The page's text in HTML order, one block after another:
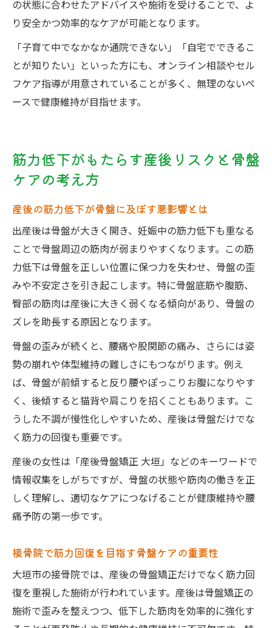
の状態に合わせたアドバイスや施術を受けることで、よ
り安全かつ効率的なケアが可能となります。
「子育て中でなかなか通院できない」「自宅でできるこ
とが知りたい」といった方にも、オンライン相談やセル
フケア指導が用意されていることが多く、無理のないペ
ースで健康維持が目指せます。
筋力低下がもたらす産後リスクと骨盤
ケアの考え方
産後の筋力低下が骨盤に及ぼす悪影響とは
出産後は骨盤が大きく開き、妊娠中の筋力低下も重なる
ことで骨盤周辺の筋肉が弱まりやすくなります。この筋
力低下は骨盤を正しい位置に保つ力を失わせ、骨盤の歪
みや不安定さを引き起こします。特に骨盤底筋や腹筋、
臀部の筋肉は産後に大きく弱くなる傾向があり、骨盤の
ズレを助長する原因となります。
骨盤の歪みが続くと、腰痛や股関節の痛み、さらには姿
勢の崩れや体型維持の難しさにもつながります。例え
ば、骨盤が前傾すると反り腰やぽっこりお腹になりやす
く、後傾すると猫背や肩こりを招くこともあります。こ
うした不調が慢性化しやすいため、産後は骨盤だけでな
く筋力の回復も重要です。
産後の女性は「産後骨盤矯正 大垣」などのキーワードで
情報収集をしがちですが、骨盤の状態や筋肉の働きを正
しく理解し、適切なケアにつなげることが健康維持や腰
痛予防の第一歩です。
接骨院で筋力回復を目指す骨盤ケアの重要性
大垣市の接骨院では、産後の骨盤矯正だけでなく筋力回
復を重視した施術が行われています。産後は骨盤矯正の
施術で歪みを整えつつ、低下した筋肉を効率的に強化す